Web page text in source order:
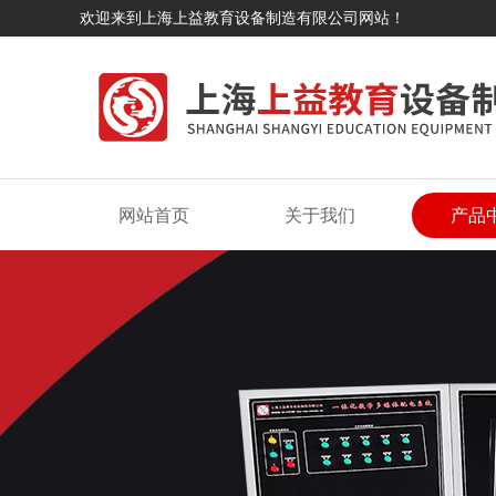
欢迎来到上海上益教育设备制造有限公司网站！
网站首页 关于我们 产品